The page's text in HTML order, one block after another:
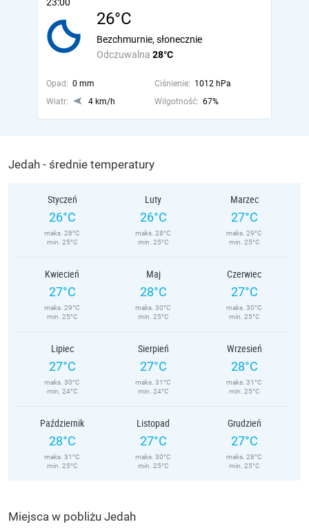
26°C
Odczuwalna 28°C
Bezchmurnie, słonecznie
Opad: 0 mm Ciśnienie: 1012 hPa
Wiatr:
4 km/h Wilgotność: 67%
Jedah - średnie temperatury
Styczeń
26°C
maks. 28°C
min. 25°C
Luty
26°C
maks. 28°C
min. 25°C
Marzec
27°C
maks. 29°C
min. 25°C
Kwiecień
27°C
maks. 29°C
min. 25°C
Maj
28°C
maks. 30°C
min. 25°C
Czerwiec
27°C
maks. 30°C
min. 25°C
Lipiec
27°C
maks. 30°C
min. 24°C
Sierpień
27°C
maks. 31°C
min. 24°C
Wrzesień
28°C
maks. 31°C
min. 25°C
Październik
28°C
maks. 31°C
min. 25°C
Listopad
27°C
maks. 30°C
min. 25°C
Grudzień
27°C
maks. 28°C
min. 25°C
Miejsca w pobliżu Jedah